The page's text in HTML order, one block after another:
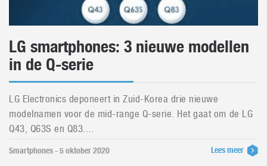
LG smartphones: 3 nieuwe modellen
in de Q-serie
LG Electronics deponeert in Zuid-Korea drie nieuwe
modelnamen voor de mid-range Q-serie. Het gaat om de LG
Q43, Q63S en Q83....
Smartphones - 5 oktober 2020 Lees meer